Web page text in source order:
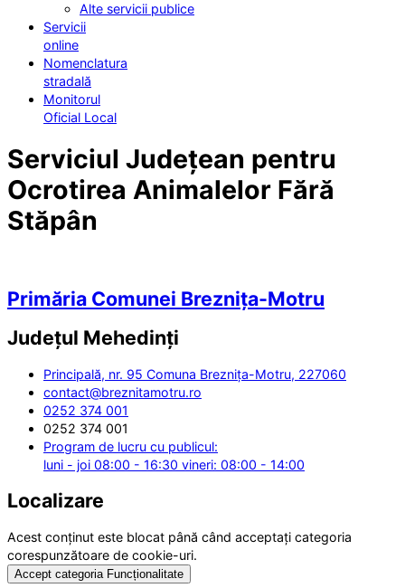
Alte servicii publice
Servicii
online
Nomenclatura
stradală
Monitorul
Oficial Local
Serviciul Județean pentru
Ocrotirea Animalelor Fără
Stăpân
Primăria Comunei Breznița-Motru
Județul Mehedinți
Principală, nr. 95 Comuna Breznița-Motru, 227060
contact@breznitamotru.ro
0252 374 001
0252 374 001
Program de lucru cu publicul:
luni - joi 08:00 - 16:30 vineri: 08:00 - 14:00
Localizare
Acest conținut este blocat până când acceptați categoria
corespunzătoare de cookie-uri.
Accept categoria Funcționalitate